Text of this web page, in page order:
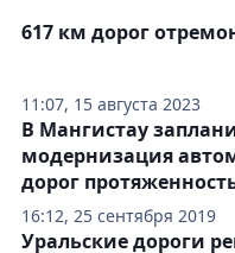
11:07, 15 августа 2023
617 км дорог
16:12, 25 сентября 2019
В Мангистау
модернизация
дорог
Уральские дороги